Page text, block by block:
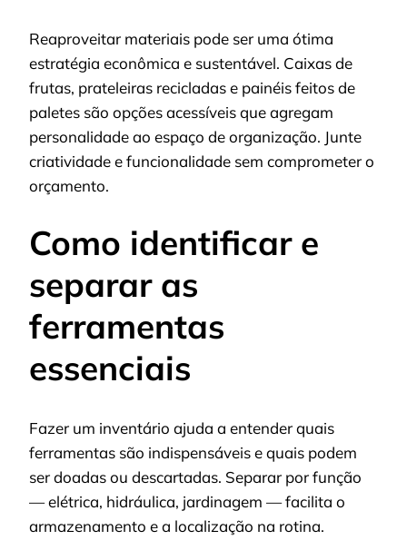
Reaproveitar materiais pode ser uma ótima
estratégia econômica e sustentável. Caixas de
frutas, prateleiras recicladas e painéis feitos de
paletes são opções acessíveis que agregam
personalidade ao espaço de organização. Junte
criatividade e funcionalidade sem comprometer o
orçamento.
Como identificar e
separar as
ferramentas
essenciais
Fazer um inventário ajuda a entender quais
ferramentas são indispensáveis e quais podem
ser doadas ou descartadas. Separar por função
— elétrica, hidráulica, jardinagem — facilita o
armazenamento e a localização na rotina.